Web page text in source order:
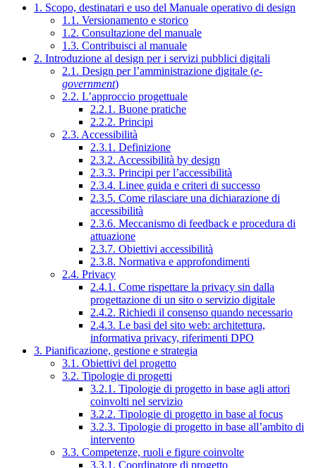
1. Scopo, destinatari e uso del Manuale operativo di design
1.1. Versionamento e storico
1.2. Consultazione del manuale
1.3. Contribuisci al manuale
2. Introduzione al design per i servizi pubblici digitali
2.1. Design per l’amministrazione digitale (e-
government)
2.2. L’approccio progettuale
2.2.1. Buone pratiche
2.2.2. Principi
2.3. Accessibilità
2.3.1. Definizione
2.3.2. Accessibilità by design
2.3.3. Principi per l’accessibilità
2.3.4. Linee guida e criteri di successo
2.3.5. Come rilasciare una dichiarazione di
accessibilità
2.3.6. Meccanismo di feedback e procedura di
attuazione
2.3.7. Obiettivi accessibilità
2.3.8. Normativa e approfondimenti
2.4. Privacy
2.4.1. Come rispettare la privacy sin dalla
progettazione di un sito o servizio digitale
2.4.2. Richiedi il consenso quando necessario
2.4.3. Le basi del sito web: architettura,
informativa privacy, riferimenti DPO
3. Pianificazione, gestione e strategia
3.1. Obiettivi del progetto
3.2. Tipologie di progetti
3.2.1. Tipologie di progetto in base agli attori
coinvolti nel servizio
3.2.2. Tipologie di progetto in base al focus
3.2.3. Tipologie di progetto in base all’ambito di
intervento
3.3. Competenze, ruoli e figure coinvolte
3.3.1. Coordinatore di progetto